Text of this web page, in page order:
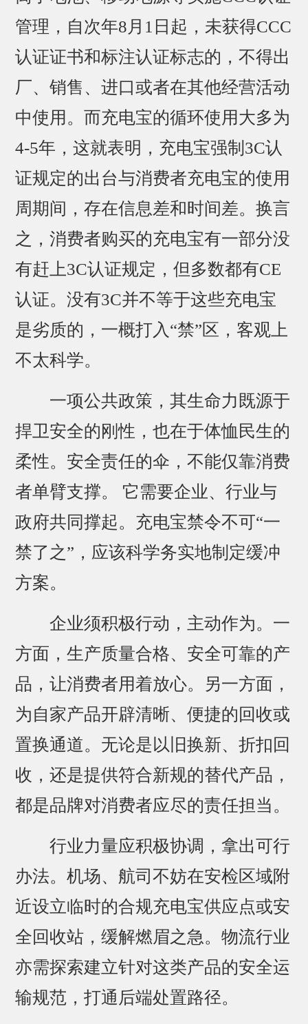
管理，自次年8月1日起，未获得CCC
认证证书和标注认证标志的，不得出
厂、销售、进口或者在其他经营活动
中使用。而充电宝的循环使用大多为
4-5年，这就表明，充电宝强制3C认
证规定的出台与消费者充电宝的使用
周期间，存在信息差和时间差。换言
之，消费者购买的充电宝有一部分没
有赶上3C认证规定，但多数都有CE
认证。没有3C并不等于这些充电宝
是劣质的，一概打入“禁”区，客观上
不太科学。
一项公共政策，其生命力既源于
捍卫安全的刚性，也在于体恤民生的
柔性。安全责任的伞，不能仅靠消费
者单臂支撑。 它需要企业、行业与
政府共同撑起。充电宝禁令不可“一
禁了之”，应该科学务实地制定缓冲
方案。
企业须积极行动，主动作为。一
方面，生产质量合格、安全可靠的产
品，让消费者用着放心。另一方面，
为自家产品开辟清晰、便捷的回收或
置换通道。无论是以旧换新、折扣回
收，还是提供符合新规的替代产品，
都是品牌对消费者应尽的责任担当。
行业力量应积极协调，拿出可行
办法。机场、航司不妨在安检区域附
近设立临时的合规充电宝供应点或安
全回收站，缓解燃眉之急。物流行业
亦需探索建立针对这类产品的安全运
输规范，打通后端处置路径。